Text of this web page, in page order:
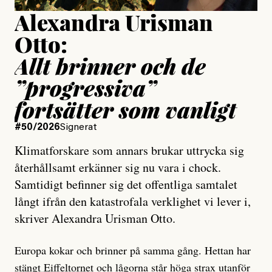
Alexandra Urisman
Otto:
Allt brinner och de
”progressiva”
fortsätter som vanligt
#50/2026Signerat
Klimatforskare som annars brukar uttrycka sig
återhållsamt erkänner sig nu vara i chock.
Samtidigt befinner sig det offentliga samtalet
långt ifrån den katastrofala verklighet vi lever i,
skriver Alexandra Urisman Otto.
Europa kokar och brinner på samma gång. Hettan har
stängt Eiffeltornet och lågorna står höga strax utanför